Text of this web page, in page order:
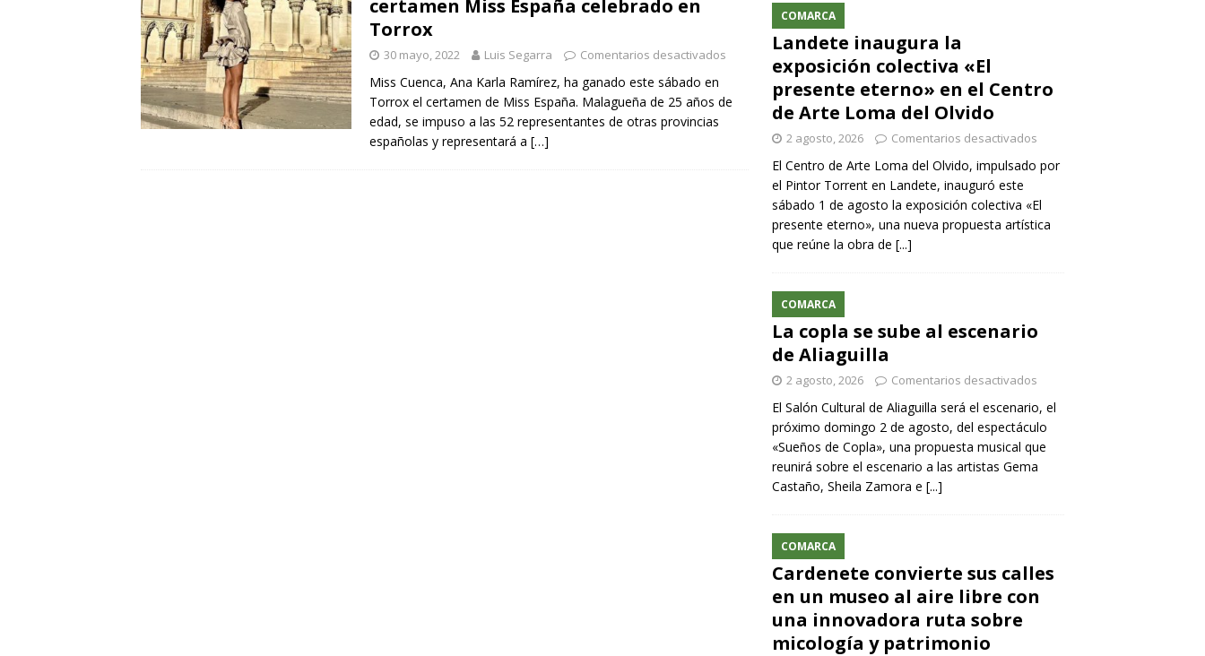
certamen Miss España celebrado en
Torrox
30 mayo, 2022 Luis Segarra Comentarios desactivados
Miss Cuenca, Ana Karla Ramírez, ha ganado este sábado en
Torrox el certamen de Miss España. Malagueña de 25 años de
edad, se impuso a las 52 representantes de otras provincias
españolas y representará a […]
COMARCA
Landete inaugura la
exposición colectiva «El
presente eterno» en el Centro
de Arte Loma del Olvido
2 agosto, 2026 Comentarios desactivados
El Centro de Arte Loma del Olvido, impulsado por
el Pintor Torrent en Landete, inauguró este
sábado 1 de agosto la exposición colectiva «El
presente eterno», una nueva propuesta artística
que reúne la obra de [...]
COMARCA
La copla se sube al escenario
de Aliaguilla
2 agosto, 2026 Comentarios desactivados
El Salón Cultural de Aliaguilla será el escenario, el
próximo domingo 2 de agosto, del espectáculo
«Sueños de Copla», una propuesta musical que
reunirá sobre el escenario a las artistas Gema
Castaño, Sheila Zamora e [...]
COMARCA
Cardenete convierte sus calles
en un museo al aire libre con
una innovadora ruta sobre
micología y patrimonio